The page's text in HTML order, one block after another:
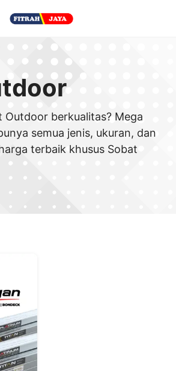
Outdoor berkualitas? Mega
semua jenis, ukuran, dan
terbaik khusus Sobat